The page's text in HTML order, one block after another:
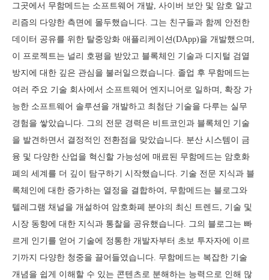
그곳에서 무함메드는 소프트웨어 개발, 사이버 보안 및 암호 알고
리즘의 다양한 측면에 몰두했습니다. 그는 친구들과 함께 안전한
데이터 공유를 위한 탈중앙화 애플리케이션(DApp)을 개발했으며,
이 프로젝트는 널리 호평을 받았고 블록체인 기술과 디지털 검열
방지에 대한 깊은 관심을 불러일으켰습니다. 졸업 후 무함메드는
여러 주요 기술 회사에서 소프트웨어 엔지니어로 일하며, 확장 가
능한 소프트웨어 솔루션을 개발하고 최첨단 기술을 다루는 실무
경험을 쌓았습니다. 그의 전문 경력은 비트코인과 블록체인 기술
을 발견하면서 결정적인 전환점을 맞았습니다. 분산 시스템이 금
융 및 다양한 산업을 혁신할 가능성에 매료된 무함메드는 암호화
폐의 세계를 더 깊이 탐구하기 시작했습니다. 기술 전문 지식과 블
록체인에 대한 증가하는 열정을 결합하여, 무함메드는 블로그와
텔레그램 채널을 개설하여 암호화폐 분야의 최신 트렌드, 기술 및
시장 동향에 대한 지식과 통찰을 공유했습니다. 그의 블로그는 빠
르게 인기를 얻어 기술에 정통한 개발자부터 초보 투자자에 이르
기까지 다양한 청중을 끌어들였습니다. 무함메드는 복잡한 기술
개념을 쉽게 이해할 수 있는 콘텐츠로 분해하는 능력으로 인해 많